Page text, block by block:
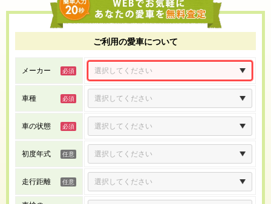
ご利用の愛車について
メーカー
車種
車の状態
初度年式
走行距離